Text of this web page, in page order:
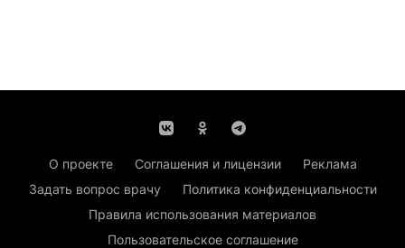
О проекте Соглашения и лицензии
Реклама
Задать вопрос врачу
Политика конфиденциальности
Правила использования материалов
Пользовательское соглашение